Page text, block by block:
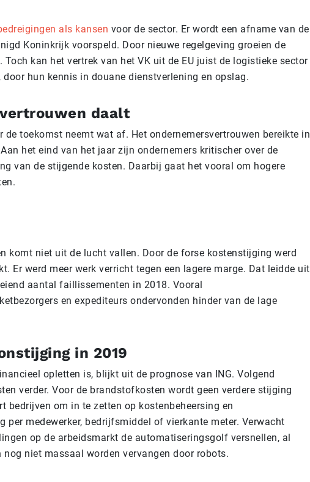
als kansen voor de sector. Er wordt een afname van de
Koninkrijk voorspeld. Door nieuwe regelgeving groeien de
kan het vertrek van het VK uit de EU juist de logistieke sector
door hun kennis in douane dienstverlening en opslag.
daalt
de toekomst neemt wat af. Het ondernemersvertrouwen bereikte in
het eind van het jaar zijn ondernemers kritischer over de
van de stijgende kosten. Daarbij gaat het vooral om hogere
komt niet uit de lucht vallen. Door de forse kostenstijging werd
Er werd meer werk verricht tegen een lagere marge. Dat leidde uit
aantal faillissementen in 2018. Vooral
en expediteurs ondervonden hinder van de lage
in 2019
opletten is, blijkt uit de prognose van ING. Volgend
verder. Voor de brandstofkosten wordt geen verdere stijging
bedrijven om in te zetten op kostenbeheersing en
per medewerker, bedrijfsmiddel of vierkante meter. Verwacht
op de arbeidsmarkt de automatiseringsgolf versnellen, al
niet massaal worden vervangen door robots.